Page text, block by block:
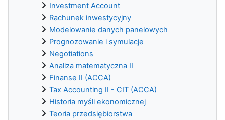
Investment Account
Rachunek inwestycyjny
Modelowanie danych panelowych
Prognozowanie i symulacje
Negotiations
Analiza matematyczna II
Finanse II (ACCA)
Tax Accounting II - CIT (ACCA)
Historia myśli ekonomicznej
Teoria przedsiębiorstwa